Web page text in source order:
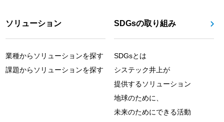
ソリューション
業種からソリューションを探す
課題からソリューションを探す
SDGsの取り組み
SDGsとは
システック井上が
提供するソリューション
地球のために、
未来のためにできる活動